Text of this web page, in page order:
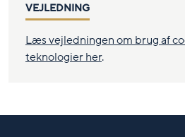
VEJLEDNING
Læs vejledningen om brug af
teknologier her.